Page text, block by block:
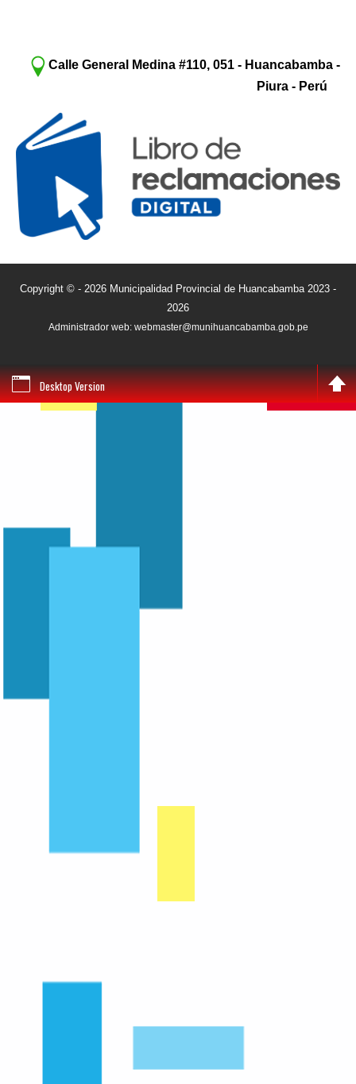
Calle General Medina #110, 051 - Huancabamba -
Piura - Perú
Copyright © - 2026 Municipalidad Provincial de Huancabamba 2023 -
2026
Administrador web: webmaster@munihuancabamba.gob.pe
Desktop Version